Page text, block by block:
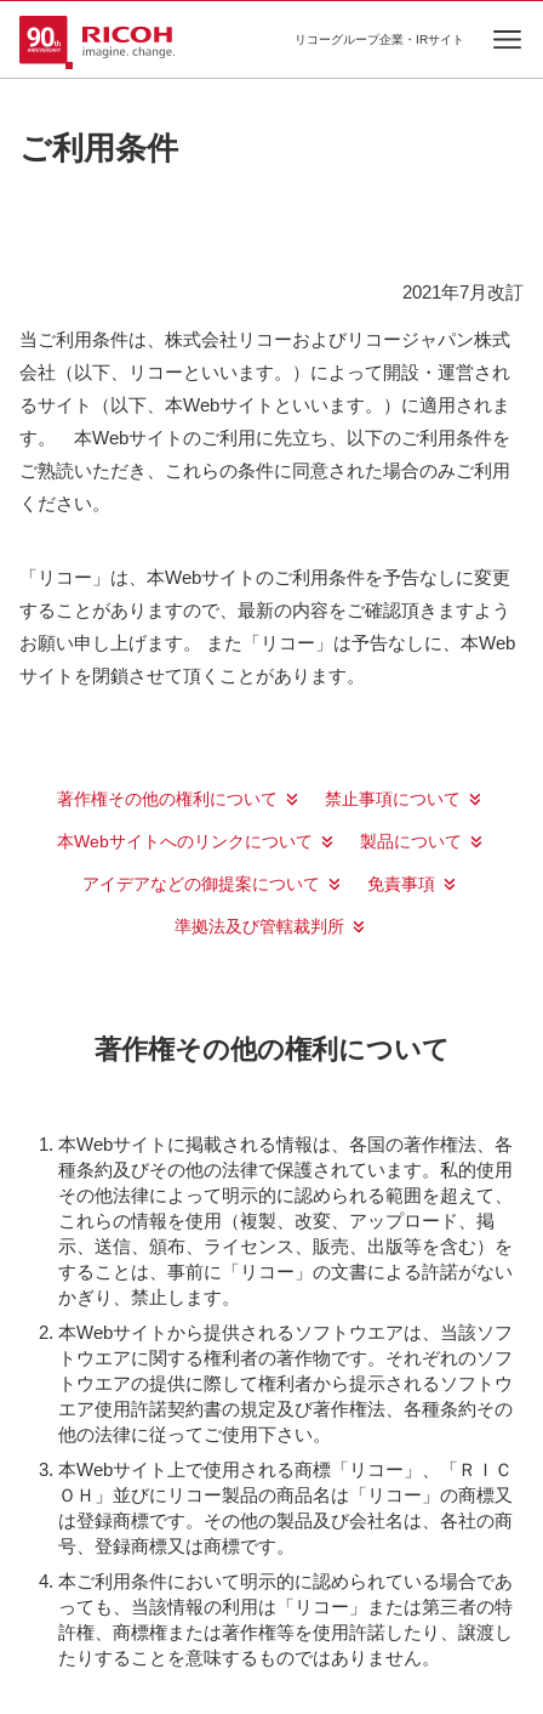
リコーグループ企業・IRサイト
ご利用条件
2021年7月改訂
当ご利用条件は、株式会社リコーおよびリコージャパン株式
会社（以下、リコーといいます。）によって開設・運営され
るサイト（以下、本Webサイトといいます。）に適用されま
す。 本Webサイトのご利用に先立ち、以下のご利用条件を
ご熟読いただき、これらの条件に同意された場合のみご利用
ください。
「リコー」は、本Webサイトのご利用条件を予告なしに変更
することがありますので、最新の内容をご確認頂きますよう
お願い申し上げます。 また「リコー」は予告なしに、本Web
サイトを閉鎖させて頂くことがあります。
著作権その他の権利について 禁止事項について
本Webサイトへのリンクについて 製品について
アイデアなどの御提案について 免責事項
準拠法及び管轄裁判所
著作権その他の権利について
本Webサイトに掲載される情報は、各国の著作権法、各
種条約及びその他の法律で保護されています。私的使用
その他法律によって明示的に認められる範囲を超えて、
これらの情報を使用（複製、改変、アップロード、掲
示、送信、頒布、ライセンス、販売、出版等を含む）を
することは、事前に「リコー」の文書による許諾がない
かぎり、禁止します。
本Webサイトから提供されるソフトウエアは、当該ソフ
トウエアに関する権利者の著作物です。それぞれのソフ
トウエアの提供に際して権利者から提示されるソフトウ
エア使用許諾契約書の規定及び著作権法、各種条約その
他の法律に従ってご使用下さい。
本Webサイト上で使用される商標「リコー」、「ＲＩＣ
ＯＨ」並びにリコー製品の商品名は「リコー」の商標又
は登録商標です。その他の製品及び会社名は、各社の商
号、登録商標又は商標です。
本ご利用条件において明示的に認められている場合であ
っても、当該情報の利用は「リコー」または第三者の特
許権、商標権または著作権等を使用許諾したり、譲渡し
たりすることを意味するものではありません。